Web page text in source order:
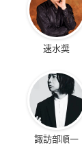
速水奨
諏訪部順一